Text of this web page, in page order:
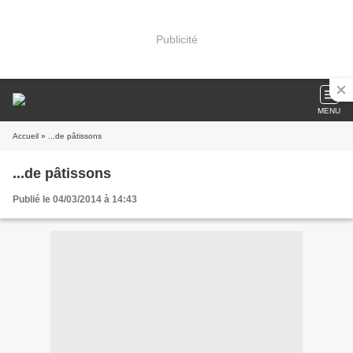
Publicité
MENU
Accueil » ...de pâtissons
...de pâtissons
Publié le 04/03/2014 à 14:43